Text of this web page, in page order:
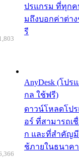
ปรแกรม ที่ทุกค
มถึงบอกค่าต่าง
รี
AnyDesk (โป
กล ใช้ฟรี)
ดาวน์โหลดโป
อร์ ที่สามารถเ
ก และที่สำคัญมี
ช้ภายในธนาค